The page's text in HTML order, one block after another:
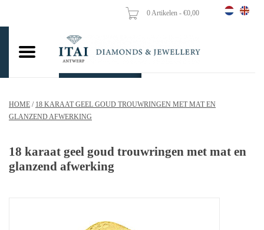
0 Artikelen - €0,00
Trouwringen
Hangers
Kettingen
HOME / 18 KARAAT GEEL GOUD TROUWRINGEN MET MAT EN
GLANZEND AFWERKING
18 karaat geel goud trouwringen met mat en
glanzend afwerking